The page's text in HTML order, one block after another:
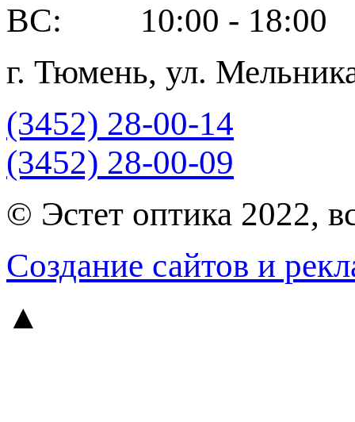
ВС: 10:00 - 18:00
г. Тюмень, ул.
(3452) 28-00-14
(3452) 28-00-09
© Эстет оптика 2022,
Создание сайтов и
▲